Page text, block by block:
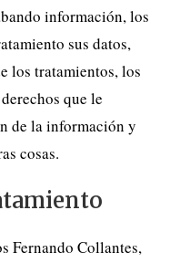
información, los
sus datos,
los tratamientos, los
que le
de la información y
cosas.
Fernando Collantes,